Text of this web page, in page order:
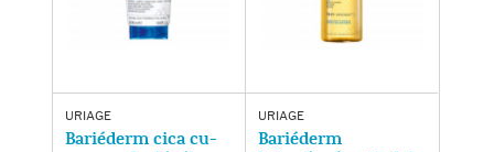
URIAGE
Bariéderm cica cu-
URIAGE
Bariéderm